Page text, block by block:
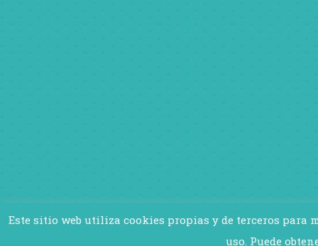
Este sitio web utiliza cookies propias y de terceros para
uso. Puede